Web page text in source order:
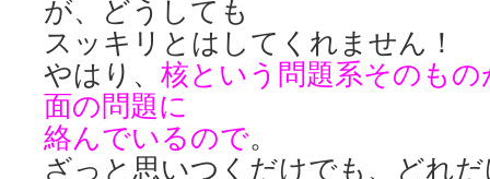
が、どうしても
スッキリとはしてくれません！
やはり、 核という問題系そのも
面の問題に
絡んでいるので。
ざっと思いつくだけでも、どれ